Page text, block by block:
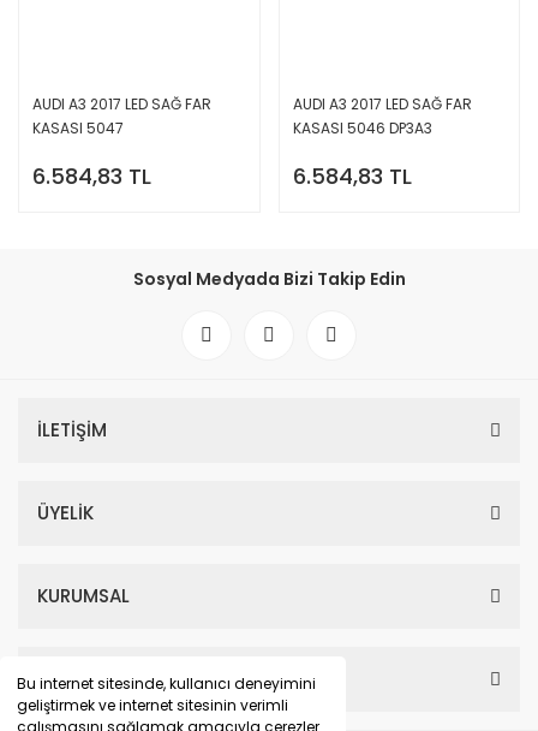
Bu internet sitesinde, kullanıcı deneyimini
geliştirmek ve internet sitesinin verimli
AUDI A3 2017 LED SAĞ FAR
KASASI 5047
6.584,83 TL
AUDI A3 2017 LED SAĞ FAR
KASASI 5046 DP3A3
6.584,83 TL
Sosyal Medyada Bizi Takip Edin
İLETİŞİM
ÜYELİK
KURUMSAL
HESABIM